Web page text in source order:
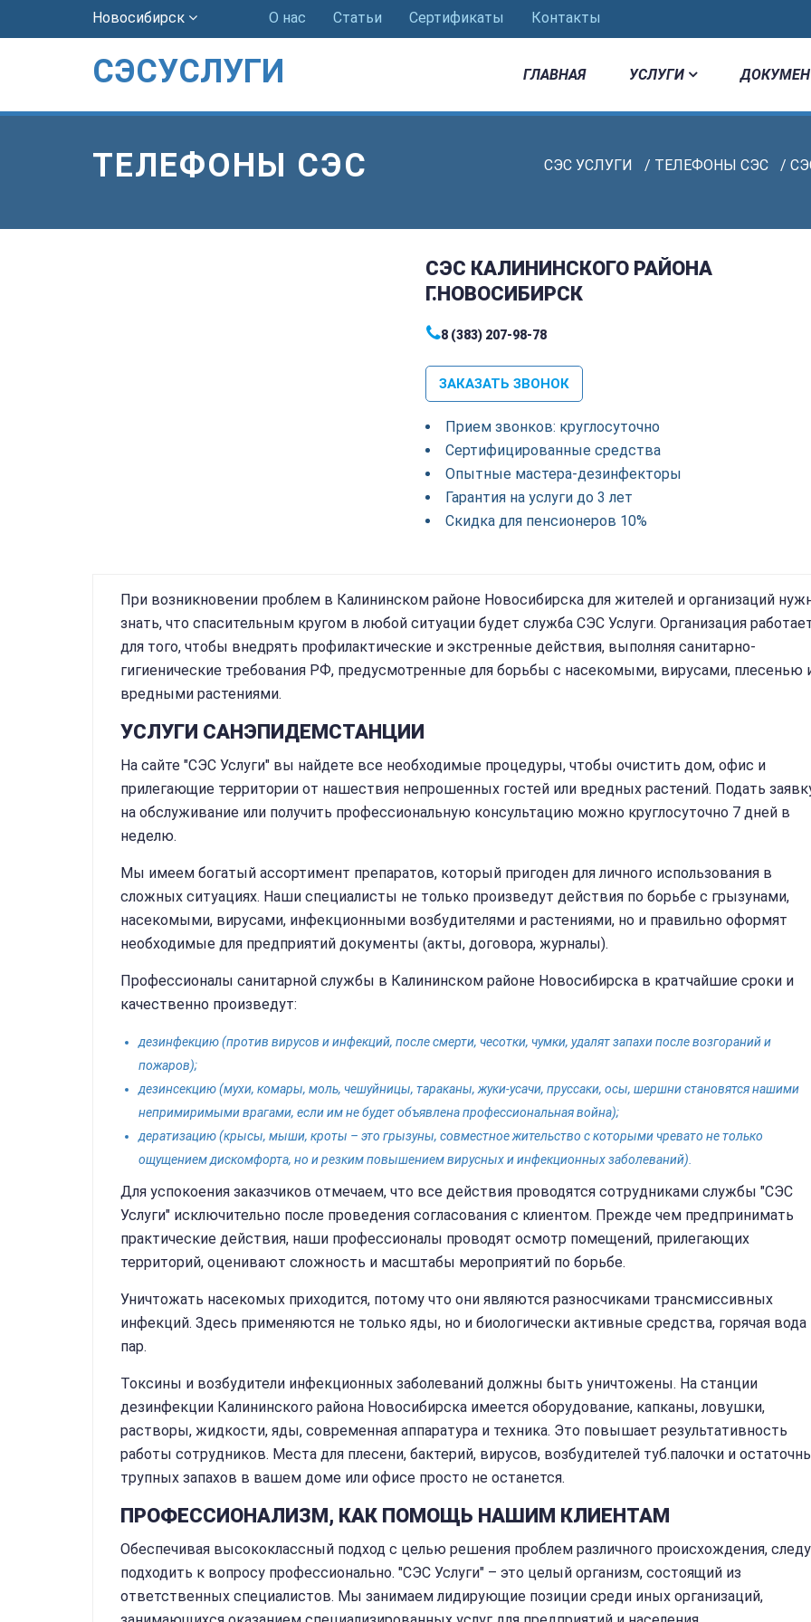
Новосибирск О нас Статьи Сертификаты Контакты
СЭСУСЛУГИ ГЛАВНАЯ УСЛУГИ
ТЕЛЕФОНЫ СЭС СЭС УСЛУГИ / ТЕЛЕФОНЫ СЭС /
СЭС КАЛИНИНСКОГО РАЙОНА
Г.НОВОСИБИРСК
8 (383) 207-98-78
ЗАКАЗАТЬ ЗВОНОК
Прием звонков: круглосуточно
Сертифицированные средства
Опытные мастера-дезинфекторы
Гарантия на услуги до 3 лет
Скидка для пенсионеров 10%
При возникновении проблем в Калининском районе Новосибирска для жителей и организаций
знать, что спасительным кругом в любой ситуации будет служба СЭС Услуги. Организация
для того, чтобы внедрять профилактические и экстренные действия, выполняя санитарно-
гигиенические требования РФ, предусмотренные для борьбы с насекомыми, вирусами, плесенью
вредными растениями.
УСЛУГИ САНЭПИДЕМСТАНЦИИ
На сайте "СЭС Услуги" вы найдете все необходимые процедуры, чтобы очистить дом, офис и
прилегающие территории от нашествия непрошенных гостей или вредных растений. Подать
на обслуживание или получить профессиональную консультацию можно круглосуточно 7 дней в
неделю.
Мы имеем богатый ассортимент препаратов, который пригоден для личного использования в
сложных ситуациях. Наши специалисты не только произведут действия по борьбе с грызунами,
насекомыми, вирусами, инфекционными возбудителями и растениями, но и правильно оформят
необходимые для предприятий документы (акты, договора, журналы).
Профессионалы санитарной службы в Калининском районе Новосибирска в кратчайшие сроки и
качественно произведут:
дезинфекцию (против вирусов и инфекций, после смерти, чесотки, чумки, удалят запахи после возгораний и
пожаров);
дезинсекцию (мухи, комары, моль, чешуйницы, тараканы, жуки-усачи, пруссаки, осы, шершни становятся нашими
непримиримыми врагами, если им не будет объявлена профессиональная война);
дератизацию (крысы, мыши, кроты – это грызуны, совместное жительство с которыми чревато не только
ощущением дискомфорта, но и резким повышением вирусных и инфекционных заболеваний).
Для успокоения заказчиков отмечаем, что все действия проводятся сотрудниками службы "СЭС
Услуги" исключительно после проведения согласования с клиентом. Прежде чем предпринимать
практические действия, наши профессионалы проводят осмотр помещений, прилегающих
территорий, оценивают сложность и масштабы мероприятий по борьбе.
Уничтожать насекомых приходится, потому что они являются разносчиками трансмиссивных
инфекций. Здесь применяются не только яды, но и биологически активные средства, горячая вода
пар.
Токсины и возбудители инфекционных заболеваний должны быть уничтожены. На станции
дезинфекции Калининского района Новосибирска имеется оборудование, капканы, ловушки,
растворы, жидкости, яды, современная аппаратура и техника. Это повышает результативность
работы сотрудников. Места для плесени, бактерий, вирусов, возбудителей туб.палочки и
трупных запахов в вашем доме или офисе просто не останется.
ПРОФЕССИОНАЛИЗМ, КАК ПОМОЩЬ НАШИМ КЛИЕНТАМ
Обеспечивая высококлассный подход с целью решения проблем различного происхождения,
подходить к вопросу профессионально. "СЭС Услуги" – это целый организм, состоящий из
ответственных специалистов. Мы занимаем лидирующие позиции среди иных организаций,